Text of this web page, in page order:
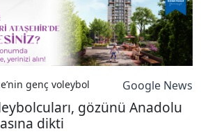
genç voleybolcuları, gözünüGoogle News
gözünü Anadolu
dikti